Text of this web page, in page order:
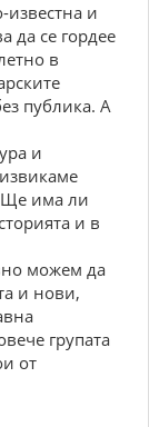
известна и
да се гордее
в
публика. А
и
Ще има ли
и в
можем да
и нови,
групата
от